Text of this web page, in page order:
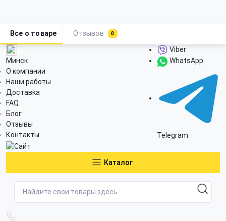
Минск
О компании
Наши работы
Доставка
FAQ
Блог
Отзывы
Контакты
Viber
WhatsApp
Telegram
Каталог
Все о товаре Отзывов 0